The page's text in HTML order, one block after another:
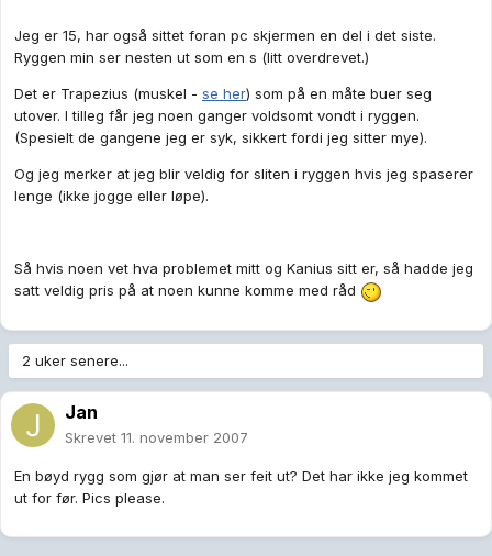
Jeg er 15, har også sittet foran pc skjermen en del i det siste.
Ryggen min ser nesten ut som en s (litt overdrevet.)
Det er Trapezius (muskel - se her) som på en måte buer seg
utover. I tilleg får jeg noen ganger voldsomt vondt i ryggen.
(Spesielt de gangene jeg er syk, sikkert fordi jeg sitter mye).
Og jeg merker at jeg blir veldig for sliten i ryggen hvis jeg spaserer
lenge (ikke jogge eller løpe).
Så hvis noen vet hva problemet mitt og Kanius sitt er, så hadde jeg
satt veldig pris på at noen kunne komme med råd
2 uker senere...
Jan
Skrevet 11. november 2007
En bøyd rygg som gjør at man ser feit ut? Det har ikke jeg kommet
ut for før. Pics please.